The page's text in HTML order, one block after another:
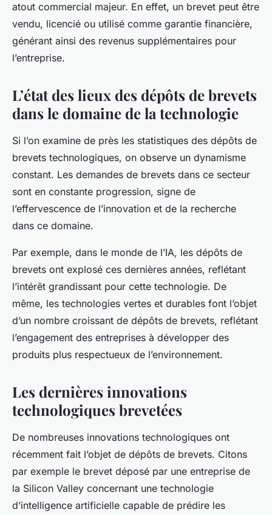
atout commercial majeur. En effet, un brevet peut être
vendu, licencié ou utilisé comme garantie financière,
générant ainsi des revenus supplémentaires pour
l’entreprise.
L’état des lieux des dépôts de brevets
dans le domaine de la technologie
Si l’on examine de près les statistiques des dépôts de
brevets technologiques, on observe un dynamisme
constant. Les demandes de brevets dans ce secteur
sont en constante progression, signe de
l’effervescence de l’innovation et de la recherche
dans ce domaine.
Par exemple, dans le monde de l’IA, les dépôts de
brevets ont explosé ces dernières années, reflétant
l’intérêt grandissant pour cette technologie. De
même, les technologies vertes et durables font l’objet
d’un nombre croissant de dépôts de brevets, reflétant
l’engagement des entreprises à développer des
produits plus respectueux de l’environnement.
Les dernières innovations
technologiques brevetées
De nombreuses innovations technologiques ont
récemment fait l’objet de dépôts de brevets. Citons
par exemple le brevet déposé par une entreprise de
la Silicon Valley concernant une technologie
d’intelligence artificielle capable de prédire les